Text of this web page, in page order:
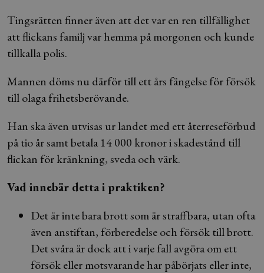
Tingsrätten finner även att det var en ren tillfällighet
att flickans familj var hemma på morgonen och kunde
tillkalla polis.
Mannen döms nu därför till ett års fängelse för försök
till olaga frihetsberövande.
Han ska även utvisas ur landet med ett återreseförbud
på tio år samt betala 14 000 kronor i skadestånd till
flickan för kränkning, sveda och värk.
Vad innebär detta i praktiken?
Det är inte bara brott som är straffbara, utan ofta
även anstiftan, förberedelse och försök till brott.
Det svåra är dock att i varje fall avgöra om ett
försök eller motsvarande har påbörjats eller inte,